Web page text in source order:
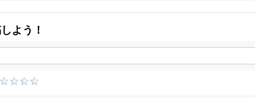
よう！